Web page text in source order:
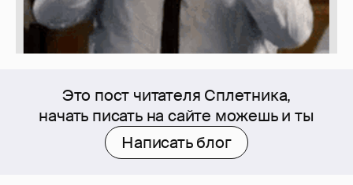
Это пост читателя Сплетника,
начать писать на сайте можешь и ты
Написать блог